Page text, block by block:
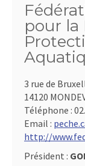
pour la
3 rue de
14120
Téléphone :
Email :
http://
Président :